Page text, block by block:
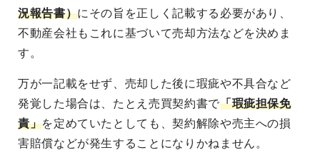
況報告書）にその旨を正しく記載する必要があり、
不動産会社もこれに基づいて売却方法などを決めま
す。
万が一記載をせず、売却した後に瑕疵や不具合など
発覚した場合は、たとえ売買契約書で「瑕疵担保免
責」を定めていたとしても、契約解除や売主への損
害賠償などが発生することになりかねません。